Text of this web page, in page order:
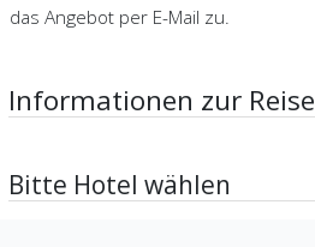
das Angebot per E-Mail zu.
Informationen zur Reise
Bitte Hotel wählen